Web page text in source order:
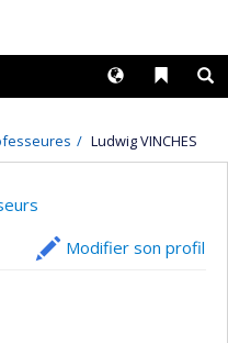
Liens
Langues
Ludwig VINCHES
Modifier son profil